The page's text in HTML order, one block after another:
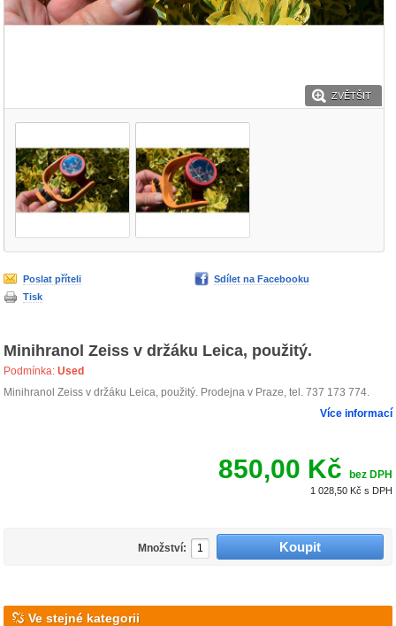
ZVĚTŠIT
Poslat příteli
Sdílet na Facebooku
Tisk
Minihranol Zeiss v držáku Leica, použitý.
Podmínka:Used
Minihranol Zeiss v držáku Leica, použitý. Prodejna v Praze, tel. 737 173 774.
Více informací
850,00 Kč bez DPH
1 028,50 Kč s DPH
Množství:
Ve stejné kategorii